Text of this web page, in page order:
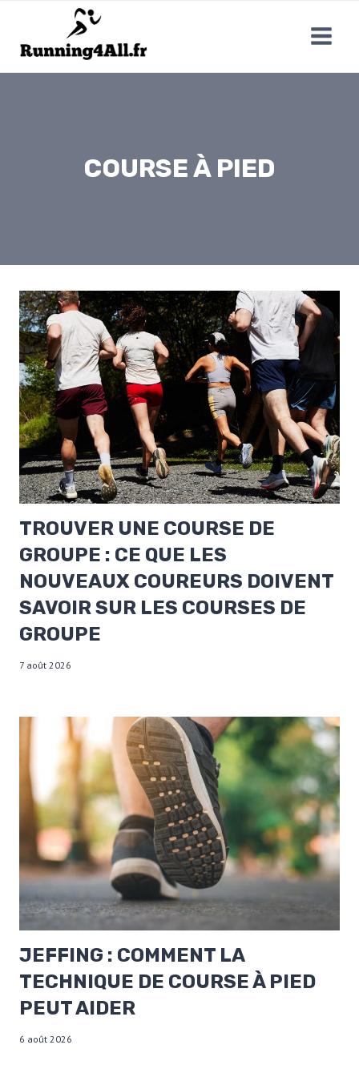
contenu
COURSE À PIED
TROUVER UNE COURSE DE
GROUPE : CE QUE LES
NOUVEAUX COUREURS DOIVENT
SAVOIR SUR LES COURSES DE
GROUPE
7 août 2026
JEFFING : COMMENT LA
TECHNIQUE DE COURSE À PIED
PEUT AIDER
6 août 2026